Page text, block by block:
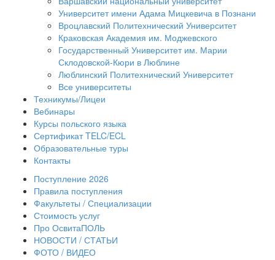
Университет имени Адама Мицкевича в Познани
Вроцлавский Политехнический Университет
Краковская Академия им. Моджевского
Государственный Университет им. Марии
Склодовской-Кюри в Люблине
Люблинский Политехнический Университет
Все университеты
Техникумы/Лицеи
Вебинары
Курсы польского языка
Сертификат TELC/ECL
Образовательные туры
Контакты
Поступление 2026
Правила поступления
Факультеты / Специализации
Стоимость услуг
Про ОсвитаПОЛЬ
НОВОСТИ / СТАТЬИ
ФОТО / ВИДЕО